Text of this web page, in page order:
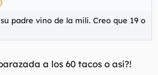
padre vino de la mili. Creo que 19 o
a los 60 tacos o así?!